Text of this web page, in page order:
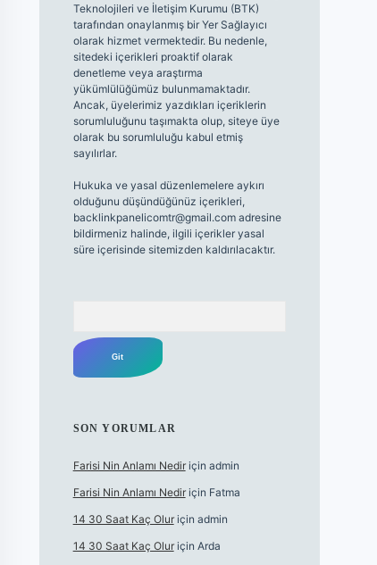
Teknolojileri ve İletişim Kurumu (BTK)
tarafından onaylanmış bir Yer Sağlayıcı
olarak hizmet vermektedir. Bu nedenle,
sitedeki içerikleri proaktif olarak
denetleme veya araştırma
yükümlülüğümüz bulunmamaktadır.
Ancak, üyelerimiz yazdıkları içeriklerin
sorumluluğunu taşımakta olup, siteye üye
olarak bu sorumluluğu kabul etmiş
sayılırlar.
Hukuka ve yasal düzenlemelere aykırı
olduğunu düşündüğünüz içerikleri,
backlinkpanelicomtr@gmail.comadresine
bildirmeniz halinde, ilgili içerikler yasal
süre içerisinde sitemizden kaldırılacaktır.
SON YORUMLAR
Farisi Nin Anlamı Nediriçin admin
Farisi Nin Anlamı Nediriçin Fatma
14 30 Saat Kaç Oluriçin admin
14 30 Saat Kaç Oluriçin Arda